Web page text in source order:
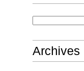
Archives